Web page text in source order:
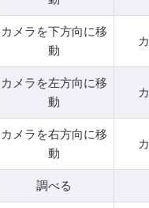
カメラを下方向に移
動
カメラを左方向に移
動
カメラを右方向に移
動
調べる